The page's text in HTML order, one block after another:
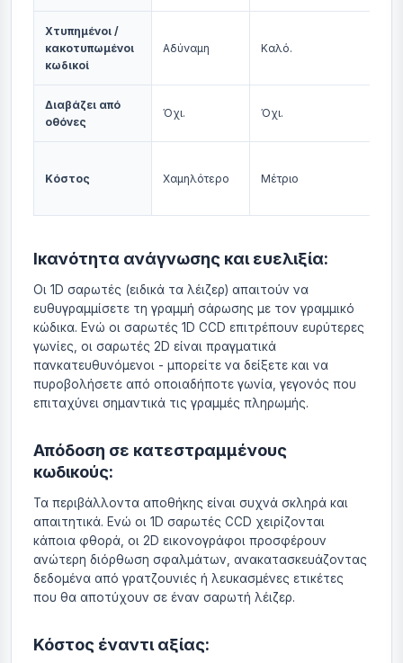
Χτυπημένοι /
κακοτυπωμένοι
κωδικοί
Αδύναμη Καλό.
Διαβάζει από
οθόνες
Όχι. Όχι.
Κόστος Χαμηλότερο Μέτριο
Ικανότητα ανάγνωσης και ευελιξία:
Οι 1D σαρωτές (ειδικά τα λέιζερ) απαιτούν να
ευθυγραμμίσετε τη γραμμή σάρωσης με τον γραμμικό
κώδικα. Ενώ οι σαρωτές 1D CCD επιτρέπουν ευρύτερες
γωνίες, οι σαρωτές 2D είναι πραγματικά
πανκατευθυνόμενοι - μπορείτε να δείξετε και να
πυροβολήσετε από οποιαδήποτε γωνία, γεγονός που
επιταχύνει σημαντικά τις γραμμές πληρωμής.
Απόδοση σε κατεστραμμένους
κωδικούς:
Τα περιβάλλοντα αποθήκης είναι συχνά σκληρά και
απαιτητικά. Ενώ οι 1D σαρωτές CCD χειρίζονται
κάποια φθορά, οι 2D εικονογράφοι προσφέρουν
ανώτερη διόρθωση σφαλμάτων, ανακατασκευάζοντας
δεδομένα από γρατζουνιές ή λευκασμένες ετικέτες
που θα αποτύχουν σε έναν σαρωτή λέιζερ.
Κόστος έναντι αξίας: